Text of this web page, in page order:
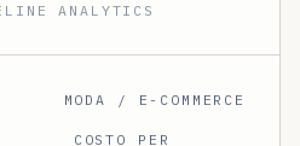
ANALYTICS
MODA / E-COMMERCE
COSTO PER